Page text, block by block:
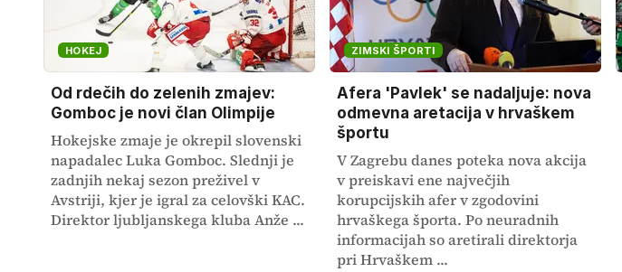
HOKEJ
Od rdečih do zelenih zmajev:
Gomboc je novi član Olimpije
Hokejske zmaje je okrepil slovenski
napadalec Luka Gomboc. Slednji je
zadnjih nekaj sezon preživel v
Avstriji, kjer je igral za celovški KAC.
Direktor ljubljanskega kluba Anže ...
ZIMSKI ŠPORTI
Afera 'Pavlek' se nadaljuje: nova
odmevna aretacija v hrvaškem
športu
V Zagrebu danes poteka nova akcija
v preiskavi ene največjih
korupcijskih afer v zgodovini
hrvaškega športa. Po neuradnih
informacijah so aretirali direktorja
pri Hrvaškem ...